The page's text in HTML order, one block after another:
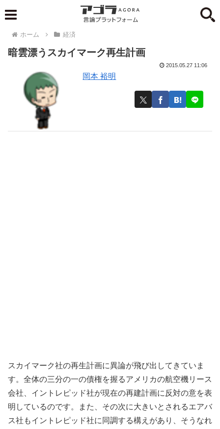
ホーム 経済
暗雲漂うスカイマーク再生計画
岡本 裕明
2015.05.27 11:06
スカイマーク社の再生計画に異論が飛び出してきていま
す。全体の三分の一の債権を握るアメリカの航空機リース
会社、イントレピッド社が現在の再建計画に反対の意を表
明しているのです。また、その次に大きいとされるエアバ
ス社もイントレピッド社に同調する構えがあり、そうなれ